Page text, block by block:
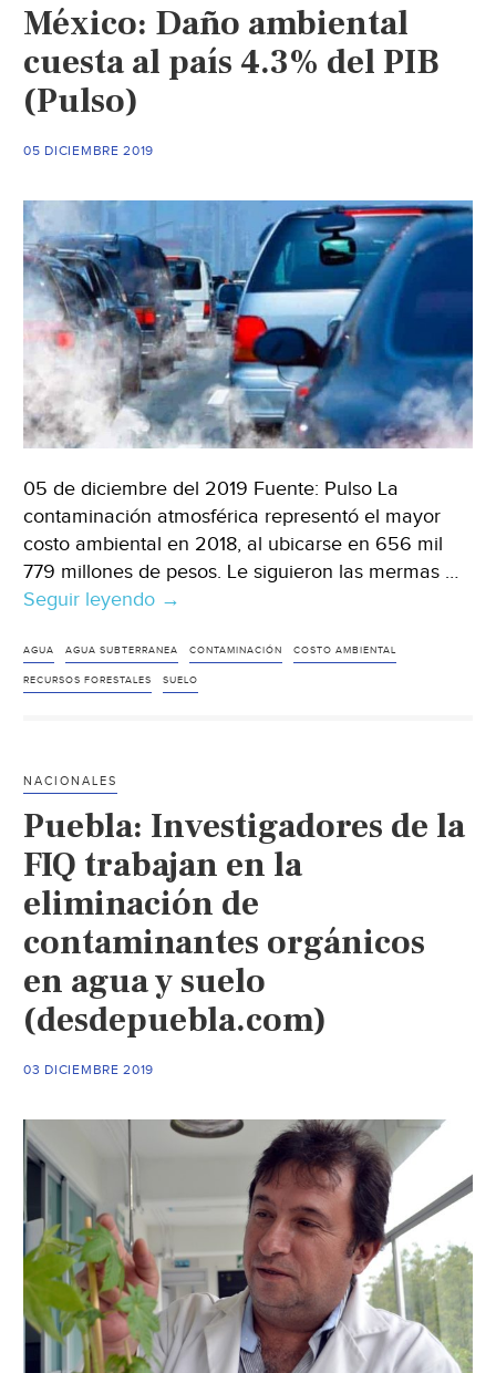
en
Conkal
(Yucatán
México: Daño ambiental
cuesta al país 4.3% del PIB
(Pulso)
05 DICIEMBRE 2019
05 de diciembre del 2019 Fuente: Pulso La
contaminación atmosférica representó el mayor
costo ambiental en 2018, al ubicarse en 656 mil
779 millones de pesos. Le siguieron las mermas …
Seguir leyendo México:
ambiental
cuesta
PIB
(Pulso)
→
AGUA AGUA SUBTERRANEA CONTAMINACIÓN COSTO AMBIENTAL
RECURSOS FORESTALES SUELO
NACIONALES
Puebla: Investigadores de la
FIQ trabajan en la
eliminación de
contaminantes orgánicos
en agua y suelo
(desdepuebla.com)
03 DICIEMBRE 2019